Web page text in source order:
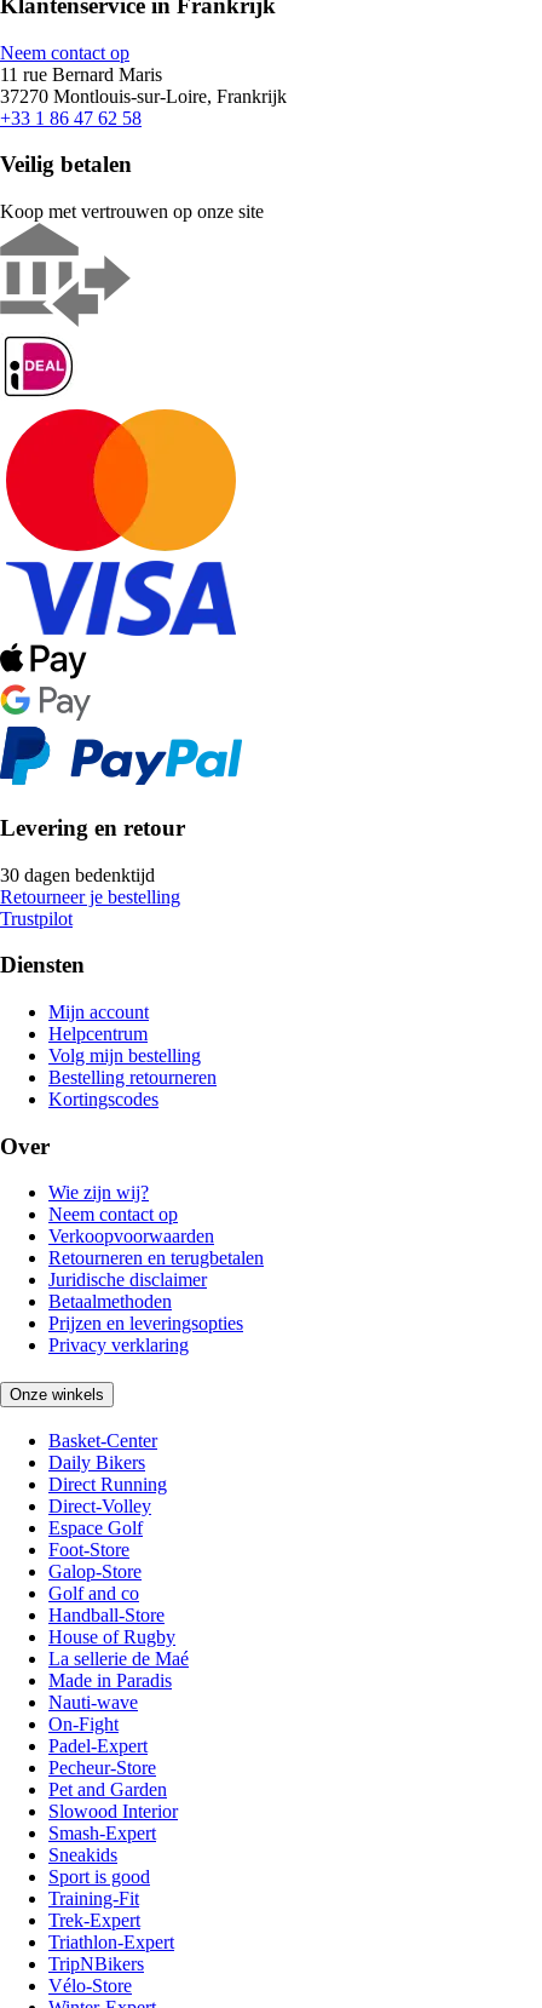
Klantenservice in Frankrijk
Neem contact op
11 rue Bernard Maris
37270 Montlouis-sur-Loire, Frankrijk
+33 1 86 47 62 58
Veilig betalen
Koop met vertrouwen op onze site
Levering en retour
30 dagen bedenktijd
Retourneer je bestelling
Trustpilot
Diensten
Mijn account
Helpcentrum
Volg mijn bestelling
Bestelling retourneren
Kortingscodes
Over
Wie zijn wij?
Neem contact op
Verkoopvoorwaarden
Retourneren en terugbetalen
Juridische disclaimer
Betaalmethoden
Prijzen en leveringsopties
Privacy verklaring
Onze winkels
Basket-Center
Daily Bikers
Direct Running
Direct-Volley
Espace Golf
Foot-Store
Galop-Store
Golf and co
Handball-Store
House of Rugby
La sellerie de Maé
Made in Paradis
Nauti-wave
On-Fight
Padel-Expert
Pecheur-Store
Pet and Garden
Slowood Interior
Smash-Expert
Sneakids
Sport is good
Training-Fit
Trek-Expert
Triathlon-Expert
TripNBikers
Vélo-Store